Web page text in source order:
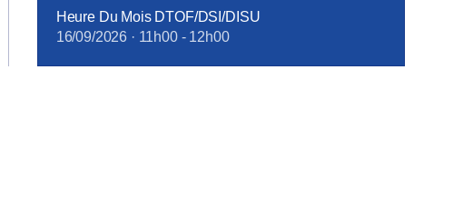
Heure Du Mois DTOF/DSI/DISU
16/09/2026 · 11h00- 12h00